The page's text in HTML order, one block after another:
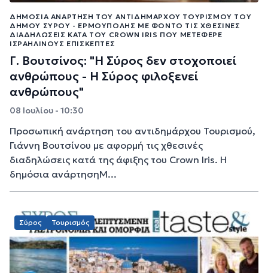
ΔΗΜΌΣΙΑ ΑΝΆΡΤΗΣΗ ΤΟΥ ΑΝΤΙΔΗΜΆΡΧΟΥ ΤΟΥΡΙΣΜΟΎ ΤΟΥ
ΔΉΜΟΥ ΣΎΡΟΥ - ΕΡΜΟΎΠΟΛΗΣ ΜΕ ΦΌΝΤΟ ΤΙΣ ΧΘΕΣΙΝΈΣ
ΔΙΑΔΗΛΏΣΕΙΣ ΚΑΤΆ ΤΟΥ CROWN IRIS ΠΟΥ ΜΕΤΈΦΕΡΕ
ΙΣΡΑΗΛΙΝΟΎΣ ΕΠΙΣΚΈΠΤΕΣ
Γ. Βουτσίνος: "Η Σύρος δεν στοχοποιεί
ανθρώπους - Η Σύρος φιλοξενεί
ανθρώπους"
08 Ιουλίου - 10:30
Προσωπική ανάρτηση του αντιδημάρχου Τουρισμού,
Γιάννη Βουτσίνου με αφορμή τις χθεσινές
διαδηλώσεις κατά της άφιξης του Crown Iris. Η
δημόσια ανάρτησηΜ...
Σύρος Τουρισμός